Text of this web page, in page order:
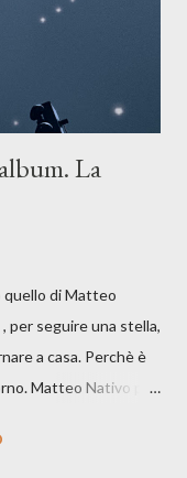
La
quello di Matteo
per seguire una stella,
a casa. Perchè è
Matteo Nativo per
che con ottimi